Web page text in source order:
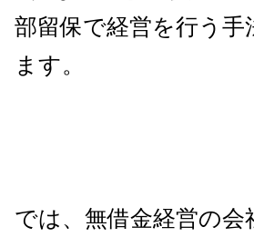
部留保で経営を行う
ます。
では、無借金経営の